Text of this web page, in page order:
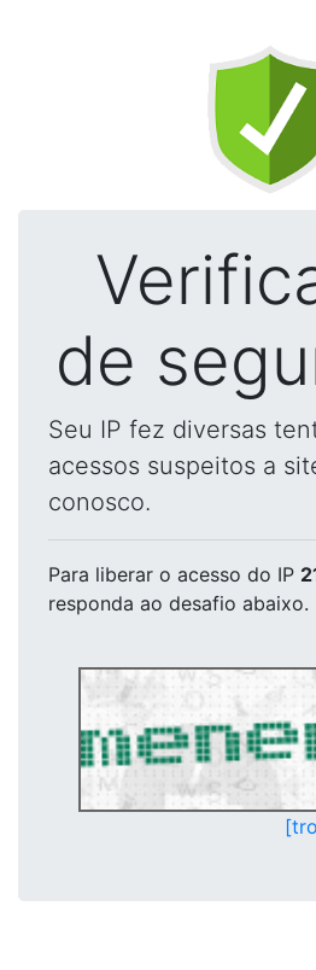
de
Seu IP fez diversas
acessos suspeitos a
conosco.
Para liberar o acesso do IP
responda ao desafio abaixo.